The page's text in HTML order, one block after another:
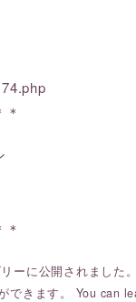
ーに公開されました。
できます。 You can